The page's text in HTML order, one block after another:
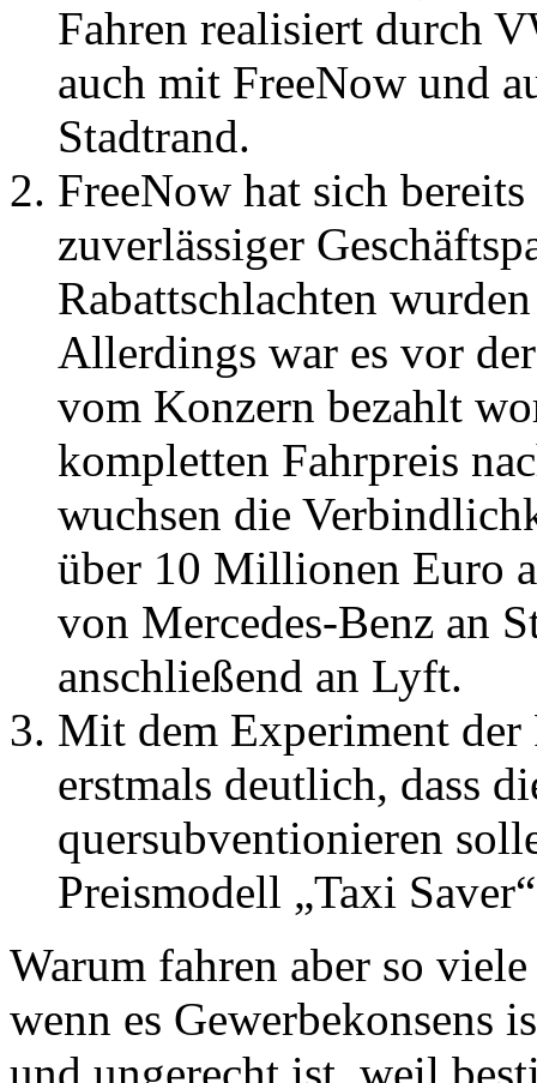
Fahren realisiert durch
auch mit FreeNow und
Stadtrand.
FreeNow hat sich
zuverlässiger
Rabattschlachten
Allerdings war es vor
vom Konzern bezahlt
kompletten Fahrpreis
wuchsen die
über 10 Millionen Euro
von Mercedes-Benz an
anschließend an Lyft.
Mit dem Experiment der
erstmals deutlich, dass
quersubventionieren
Preismodell „Taxi
Warum fahren aber so
wenn es Gewerbekonsens
und ungerecht ist, weil